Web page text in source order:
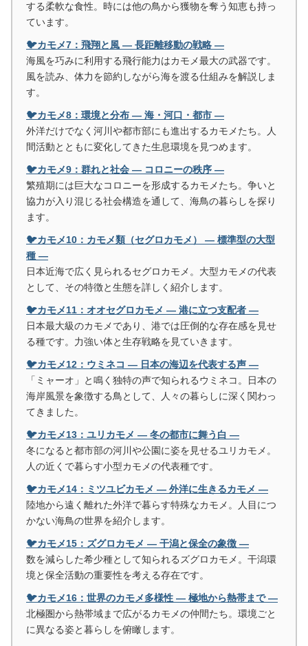
する柔軟な食性。時には他の鳥から獲物を奪う知恵も持っ
ています。
🐦カモメ7：飛翔と風 ― 長距離移動の戦略 ―
海風を巧みに利用する飛行能力はカモメ最大の武器です。
風を読み、体力を節約しながら海を渡る仕組みを解説しま
す。
🐦カモメ8：環境と分布 ― 海・河口・都市 ―
外洋だけでなく河川や都市部にも進出するカモメたち。人
間活動とともに変化してきた生息環境を見つめます。
🐦カモメ9：群れと社会 ― コロニーの秩序 ―
繁殖期には巨大なコロニーを形成するカモメたち。争いと
協力が入り混じる社会構造を通して、海鳥の暮らしを探り
ます。
🐦カモメ10：カモメ類（セグロカモメ） ― 標準型の大型
種 ―
日本近海で広く見られるセグロカモメ。大型カモメの代表
として、その特徴と生態を詳しく紹介します。
🐦カモメ11：オオセグロカモメ ― 港に立つ支配者 ―
日本最大級のカモメであり、港では圧倒的な存在感を見せ
る種です。力強い体と生存戦略を見ていきます。
🐦カモメ12：ウミネコ ― 日本の海辺を代表する声 ―
「ミャーオ」と鳴く独特の声で知られるウミネコ。日本の
海岸風景を象徴する鳥として、人々の暮らしに深く関わっ
てきました。
🐦カモメ13：ユリカモメ ― 冬の都市に舞う白 ―
冬になると都市部の河川や公園に姿を見せるユリカモメ。
人の近くで暮らす小型カモメの代表種です。
🐦カモメ14：ミツユビカモメ ― 外洋に生きるカモメ ―
陸地から遠く離れた外洋で暮らす特殊なカモメ。人目につ
かない海鳥の世界を紹介します。
🐦カモメ15：ズグロカモメ ― 干潟と保全の象徴 ―
数を減らした希少種として知られるズグロカモメ。干潟環
境と保全活動の重要性を考える存在です。
🐦カモメ16：世界のカモメ多様性 ― 極地から熱帯まで ―
北極圏から熱帯域まで広がるカモメの仲間たち。環境ごと
に異なる姿と暮らしを俯瞰します。